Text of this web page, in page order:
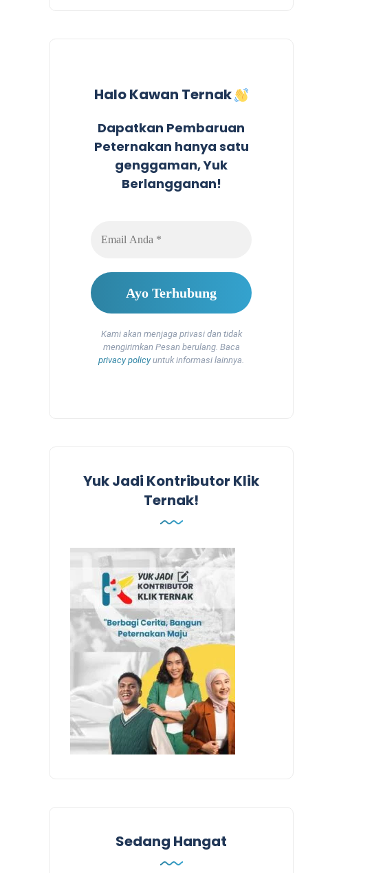
Halo Kawan Ternak
Dapatkan Pembaruan
Peternakan hanya satu
genggaman, Yuk
Berlangganan!
Kami akan menjaga privasi dan tidak
mengirimkan Pesan berulang. Baca
privacy policyuntuk informasi lainnya.
Yuk Jadi Kontributor Klik
Ternak!
Sedang Hangat